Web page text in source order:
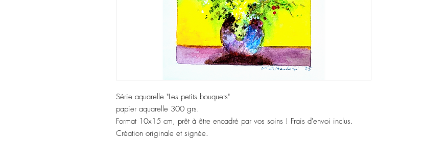
Série aquarelle "Les petits bouquets"
papier aquarelle 300 grs.
Format 10x15 cm, prêt à être encadré par vos soins ! Frais d'envoi inclus.
Création originale et signée.